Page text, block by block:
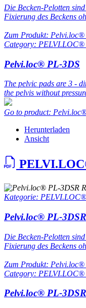
Die Becken-Pelotten
Fixierung des Beckens
Zum Produkt:
Category: PELVI.LOC®
Pelvi.loc® PL-3DS
The pelvic pads are 3 -
the pelvis without
Go to product:
Herunterladen
Ansicht
Kategorie:
Pelvi.loc® PL-3DSR
Die Becken-Pelotten
Fixierung des Beckens
Zum Produkt: Pelvi.loc®
Category: PELVI.LOC®
Pelvi.loc® PL-3DSR